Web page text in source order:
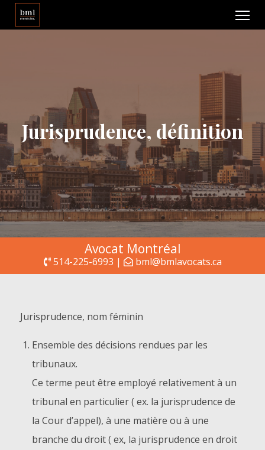
Jurisprudence, définition
Avocat Montréal
514-225-6993 | bml@bmlavocats.ca
Jurisprudence, nom féminin
Ensemble des décisions rendues par les
tribunaux.
Ce terme peut être employé relativement à un
tribunal en particulier ( ex. la jurisprudence de
la Cour d’appel), à une matière ou à une
branche du droit ( ex, la jurisprudence en droit